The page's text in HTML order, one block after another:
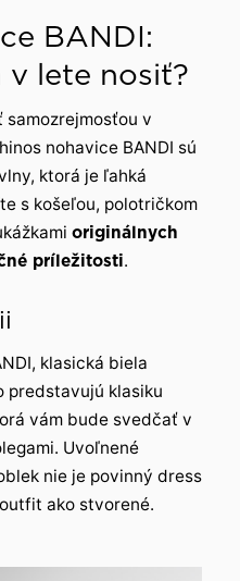
BANDI:
v lete nosiť?
v
nohavice BANDI sú
ktorá je ľahká
s košeľou, polotričkom
originálnych
príležitosti.
klasická biela
predstavujú klasiku
vám bude svedčať v
Uvoľnené
nie je povinný dress
ako stvorené.